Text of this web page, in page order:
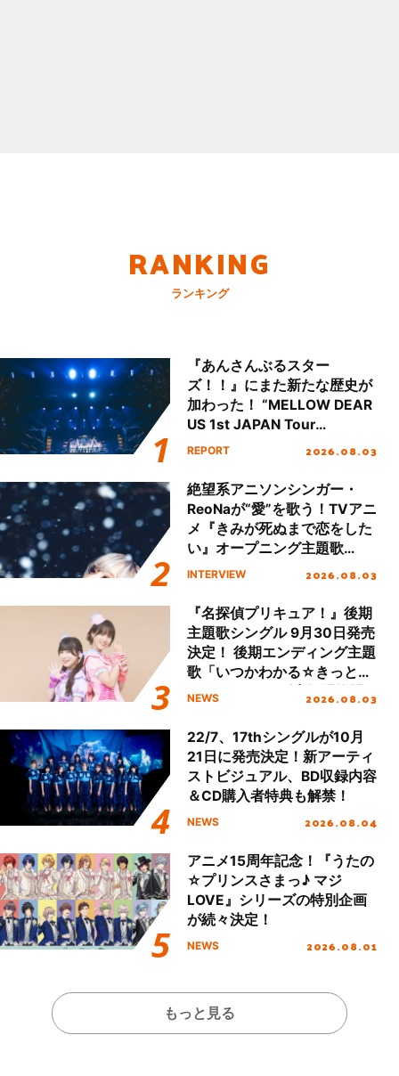
RANKING
ランキング
『あんさんぶるスター
ズ！！』にまた新たな歴史が
加わった！ “MELLOW DEAR
US 1st JAPAN Tour
Final「NICE to meet YOU
ート!!
REPORT 2026.08.03
絶望系アニソンシンガー・
ReoNaが“愛”を歌う！TVアニ
メ『きみが死ぬまで恋をした
い』オープニング主題歌
「Amore」インタビュー
INTERVIEW 2026.08.03
『名探偵プリキュア！』後期
主題歌シングル 9月30日発売
決定！ 後期エンディング主題
歌「いつかわかる☆きっとあ
える」TVサイズ先行配信開
NEWS 2026.08.03
22/7、17thシングルが10月
21日に発売決定！新アーティ
ストビジュアル、BD収録内容
＆CD購入者特典も解禁！
NEWS 2026.08.04
アニメ15周年記念！『うたの
☆プリンスさまっ♪ マジ
LOVE』シリーズの特別企画
が続々決定！
NEWS 2026.08.01
もっと見る